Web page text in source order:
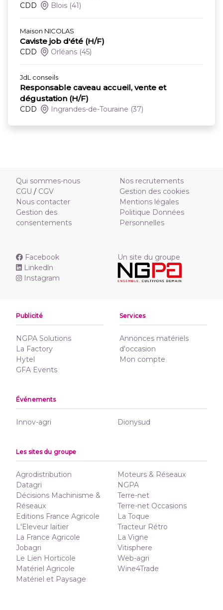
CDD Blois (41)
Maison NICOLAS
Caviste job d'été (H/F)
CDD Orléans (45)
JdL conseils
Responsable caveau accueil, vente et
dégustation (H/F)
CDD Ingrandes-de-Touraine (37)
Qui sommes-nous
CGU / CGV
Nous contacter
Gestion des
consentements
Nos recrutements
Gestion des cookies
Mentions légales
Politique Données
Personnelles
Facebook
Linkedln
Instagram
Un site du groupe
Publicité
NGPA Solutions
La Factory
Hytel
GFA Events
Services
Annonces matériels
d'occasion
Mon compte
Événements
Innov-agri Dionysud
Les sites du groupe
Agrodistribution
Datagri
Décisions Machinisme &
Réseaux
Editions France Agricole
L'Eleveur laitier
La France Agricole
Jobagri
Le Lien Horticole
Matériel Agricole
Matériel et Paysage
Moteurs & Réseaux
NGPA
Terre-net
Terre-net Occasions
La Toque
Tracteur Rétro
La Vigne
Vitisphere
Web-agri
Wine4Trade